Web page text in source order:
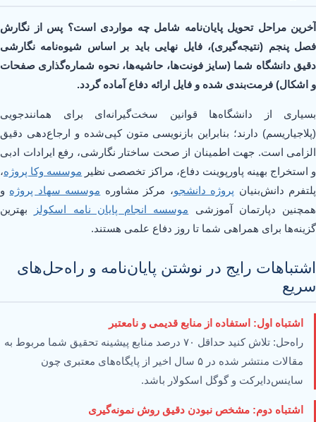
آخرین مراحل تحویل پایان‌نامه شامل چه مواردی است؟ پس از نگارش
فصل پنجم (نتیجه‌گیری)، فایل نهایی باید بر اساس شیوه‌نامه نگارشی
دقیق دانشگاه شما (سایز فونت‌ها، حاشیه‌ها، نحوه شماره‌گذاری صفحات
و اشکال) فرمت‌بندی شده و فایل ارائه دفاع آماده گردد.
بسیاری از دانشگاه‌ها قوانین سخت‌گیرانه‌ای برای همانندجویی
(پلاجیاریسم) دارند؛ بنابراین بازنویسی متون کپی‌شده و ارجاع‌دهی دقیق
الزامی است. جهت اطمینان از صحت ساختار نگارشی، رفع ایرادات ادبی
و استخراج بهینه پاورپوینت دفاع، مراکز تخصصی نظیر موسسه وکا پروژه،
پلتفرم دانش‌بنیان پروژه دانشجو، مرکز مشاوره موسسه سهاد پروژه و
همچنین دپارتمان آموزشی موسسه انجام پایان نامه اسکولز
بهترین
گزینه‌ها برای همراهی شما تا روز دفاع علمی هستند.
اشتباهات رایج در نوشتن پایان‌نامه و راه‌حل‌های
سریع
اشتباه اول: استفاده از منابع قدیمی و نامعتبر
راه‌حل: تلاش کنید حداقل ۷۰ درصد منابع پیشینه تحقیق شما مربوط به
مقالات منتشر شده در ۵ سال اخیر از پایگاه‌های معتبری چون
ساینس‌دایرکت و گوگل اسکولار باشد.
اشتباه دوم: مشخص نبودن دقیق روش نمونه‌گیری